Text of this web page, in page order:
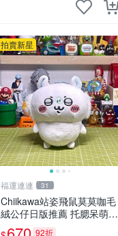
拍賣新星
福運連連 31
Chiikawa站姿飛鼠莫莫咖毛
絨公仔日版推薦 托腮呆萌可
愛 15cm豆袋底部 當代嚴選
92折